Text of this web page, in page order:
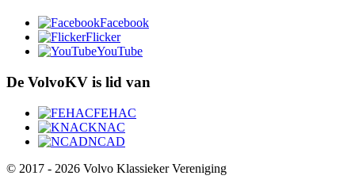
Facebook
Flicker
YouTube
De VolvoKV is lid van
FEHAC
KNAC
NCAD
© 2017 - 2026 Volvo Klassieker Vereniging